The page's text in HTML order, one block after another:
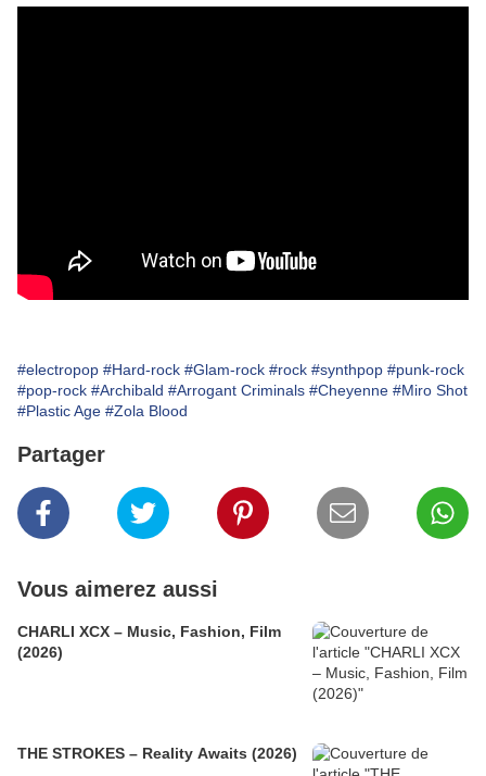
#electropop #Hard-rock #Glam-rock #rock #synthpop #punk-rock
#pop-rock #Archibald #Arrogant Criminals #Cheyenne #Miro Shot
#Plastic Age #Zola Blood
Partager
Vous aimerez aussi
CHARLI XCX – Music, Fashion, Film
(2026)
THE STROKES – Reality Awaits (2026)